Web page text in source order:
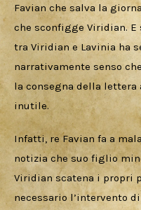
Favian che salva la
che sconfigge Viridian.
tra Viridian e Lavinia ha
narrativamente senso
la consegna della
inutile.
Infatti, re Favian fa a
notizia che suo figlio
Viridian scatena i propri
necessario l’intervento